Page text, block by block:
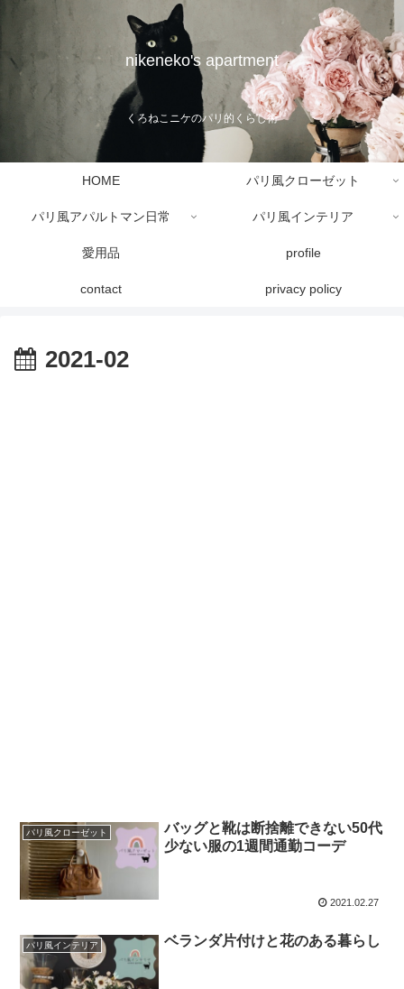
nikeneko's apartment
くろねこニケのパリ的くらし術
HOME パリ風クローゼット
パリ風アパルトマン日常 パリ風インテリア
愛用品 profile
contact privacy policy
2021-02
パリ風クローゼット
バッグと靴は断捨離できない50代
少ない服の1週間通勤コーデ
2021.02.27
パリ風インテリア ベランダ片付けと花のある暮らし